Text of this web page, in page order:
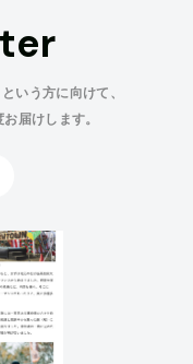
いう方に向けて、
届けします。